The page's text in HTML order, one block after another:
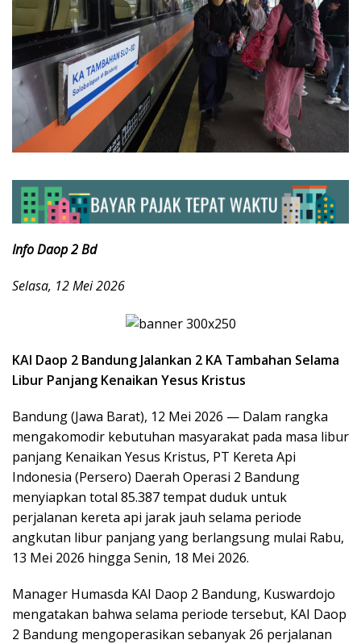
Info Daop 2 Bd
Selasa, 12 Mei 2026
KAI Daop 2 Bandung Jalankan 2 KA Tambahan Selama
Libur Panjang Kenaikan Yesus Kristus
Bandung (Jawa Barat), 12 Mei 2026 — Dalam rangka
mengakomodir kebutuhan masyarakat pada masa libur
panjang Kenaikan Yesus Kristus, PT Kereta Api
Indonesia (Persero) Daerah Operasi 2 Bandung
menyiapkan total 85.387 tempat duduk untuk
perjalanan kereta api jarak jauh selama periode
angkutan libur panjang yang berlangsung mulai Rabu,
13 Mei 2026 hingga Senin, 18 Mei 2026.
Manager Humasda KAI Daop 2 Bandung, Kuswardojo
mengatakan bahwa selama periode tersebut, KAI Daop
2 Bandung mengoperasikan sebanyak 26 perjalanan